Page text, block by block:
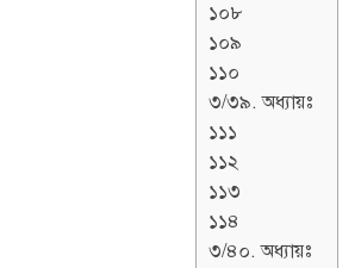
১০৮
১০৯
১১০
৩/৩৯. অধ্যায়ঃ
১১১
১১২
১১৩
১১৪
৩/৪০. অধ্যায়ঃ